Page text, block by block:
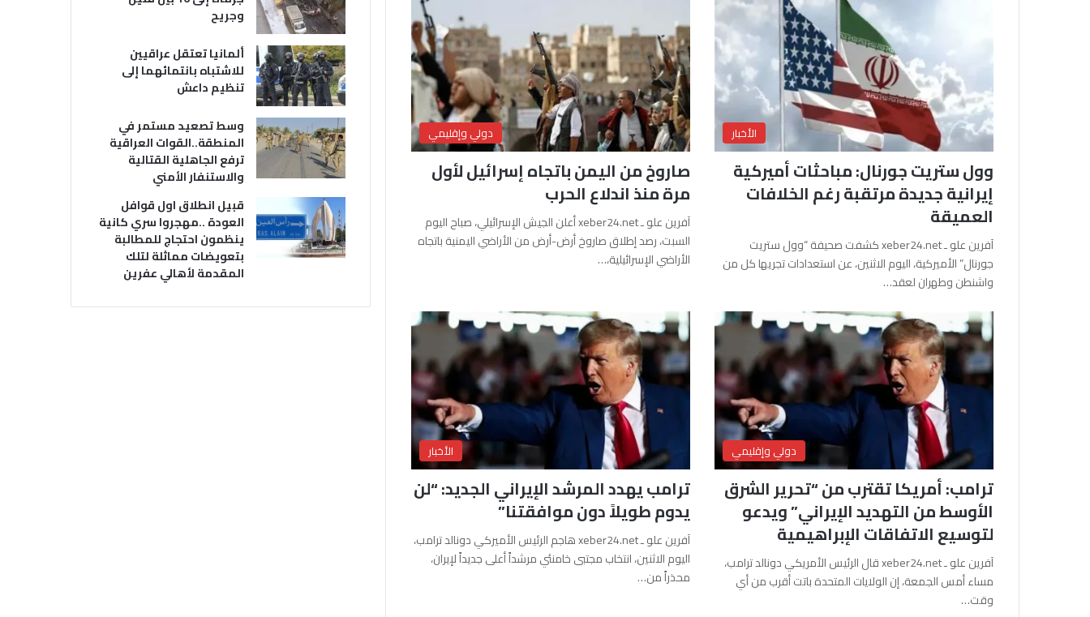
الأخبار
وول ستريت جورنال: مباحثات أميركية
إيرانية جديدة مرتقبة رغم الخلافات
العميقة
آفرين علو ـ xeber24.net كشفت صحيفة “وول ستريت
جورنال” الأميركية، اليوم الاثنين، عن استعدادات تجريها كل من
واشنطن وطهران لعقد…
دولي وإقليمي
صاروخ من اليمن باتجاه إسرائيل لأول
مرة منذ اندلاع الحرب
آفرين علو ـ xeber24.net أعلن الجيش الإسرائيلي، صباح اليوم
السبت، رصد إطلاق صاروخ أرض-أرض من الأراضي اليمنية باتجاه
الأراضي الإسرائيلية،…
دولي وإقليمي
ترامب: أمريكا تقترب من “تحرير الشرق
الأوسط من التهديد الإيراني” ويدعو
لتوسيع الاتفاقات الإبراهيمية
آفرين علو ـ xeber24.net قال الرئيس الأمريكي دونالد ترامب،
مساء أمس الجمعة، إن الولايات المتحدة باتت أقرب من أي
وقت…
الأخبار
ترامب يهدد المرشد الإيراني الجديد: “لن
يدوم طويلاً دون موافقتنا”
آفرين علو ـ xeber24.net هاجم الرئيس الأميركي دونالد ترامب،
اليوم الاثنين، انتخاب مجتبى خامنئي مرشداً أعلى جديداً لإيران،
محذراً من…
وجريح
ألمانيا تعتقل عراقيين
للاشتباه بانتمائهما إلى
تنظيم داعش
وسط تصعيد مستمر في
المنطقة..القوات العراقية
ترفع الجاهلية القتالية
والاستنفار الأمني
قبيل انطلاق اول قوافل
العودة ..مهجروا سري كانية
ينظمون احتجاج للمطالبة
بتعويضات مماثلة لتلك
المقدمة لأهالي عفرين